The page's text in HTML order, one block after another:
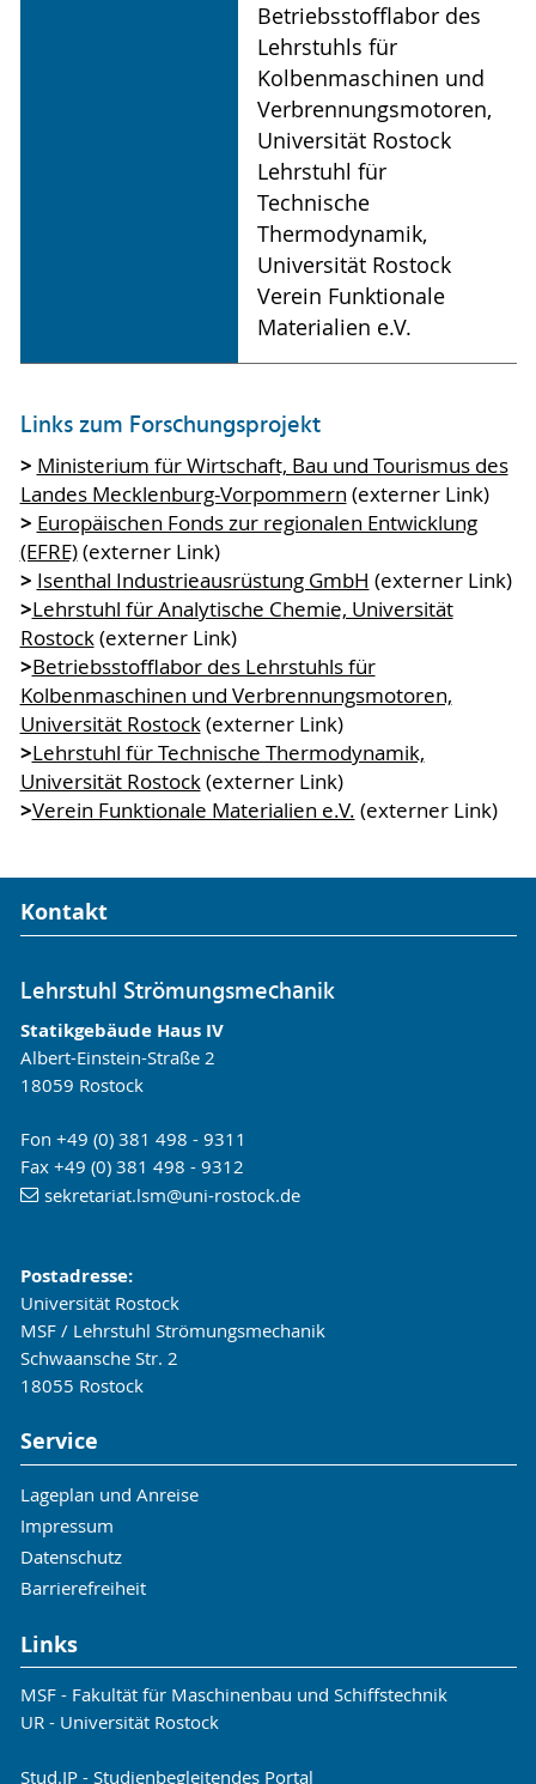
Betriebsstofflabor des
Lehrstuhls für
Kolbenmaschinen und
Verbrennungsmotoren,
Universität Rostock
Lehrstuhl für
Technische
Thermodynamik,
Universität Rostock
Verein Funktionale
Materialien e.V.
Links zum Forschungsprojekt
> Ministerium für Wirtschaft, Bau und Tourismus des
Landes Mecklenburg-Vorpommern (externer Link)
> Europäischen Fonds zur regionalen Entwicklung
(EFRE)(externer Link)
> Isenthal Industrieausrüstung GmbH (externer Link)
>Lehrstuhl für Analytische Chemie, Universität
Rostock(externer Link)
>Betriebsstofflabor des Lehrstuhls für
Kolbenmaschinen und Verbrennungsmotoren,
Universität Rostock(externer Link)
>Lehrstuhl für Technische Thermodynamik,
Universität Rostock(externer Link)
>Verein Funktionale Materialien e.V. (externer Link)
Kontakt
Lehrstuhl Strömungsmechanik
Statikgebäude Haus IV
Albert-Einstein-Straße 2
18059 Rostock
Fon +49 (0) 381 498 - 9311
Fax +49 (0) 381 498 - 9312
sekretariat.lsm@uni-rostock.de
Postadresse:
Universität Rostock
MSF / Lehrstuhl Strömungsmechanik
Schwaansche Str. 2
18055 Rostock
Service
Lageplan und Anreise
Impressum
Datenschutz
Barrierefreiheit
Links
MSF - Fakultät für Maschinenbau und Schiffstechnik
UR - Universität Rostock
Stud.IP - Studienbegleitendes Portal